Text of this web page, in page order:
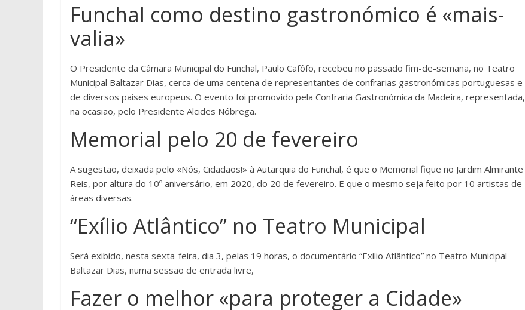
Funchal como destino gastronómico é «mais-
valia»
O Presidente da Câmara Municipal do Funchal, Paulo Cafôfo, recebeu no passado fim-de-semana, no Teatro
Municipal Baltazar Dias, cerca de uma centena de representantes de confrarias gastronómicas portuguesas e
de diversos países europeus. O evento foi promovido pela Confraria Gastronómica da Madeira, representada,
na ocasião, pelo Presidente Alcides Nóbrega.
Memorial pelo 20 de fevereiro
A sugestão, deixada pelo «Nós, Cidadãos!» à Autarquia do Funchal, é que o Memorial fique no Jardim Almirante
Reis, por altura do 10º aniversário, em 2020, do 20 de fevereiro. E que o mesmo seja feito por 10 artistas de
áreas diversas.
“Exílio Atlântico” no Teatro Municipal
Será exibido, nesta sexta-feira, dia 3, pelas 19 horas, o documentário “Exílio Atlântico” no Teatro Municipal
Baltazar Dias, numa sessão de entrada livre,
Fazer o melhor «para proteger a Cidade»